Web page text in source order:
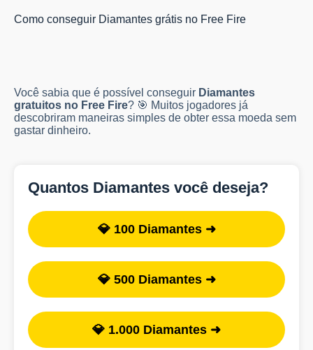
Como conseguir Diamantes grátis no Free Fire
Você sabia que é possível conseguir Diamantes
gratuitos no Free Fire? 🎯 Muitos jogadores já
descobriram maneiras simples de obter essa moeda sem
gastar dinheiro.
Quantos Diamantes você deseja?
💎 100 Diamantes ➜
💎 500 Diamantes ➜
💎 1.000 Diamantes ➜